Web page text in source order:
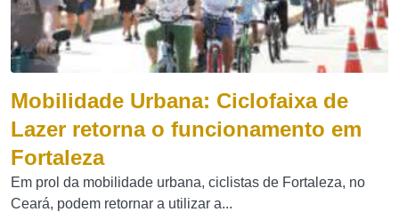
Mobilidade Urbana: Ciclofaixa de
Lazer retorna o funcionamento em
Fortaleza
Em prol da mobilidade urbana, ciclistas de Fortaleza, no
Ceará, podem retornar a utilizar a...